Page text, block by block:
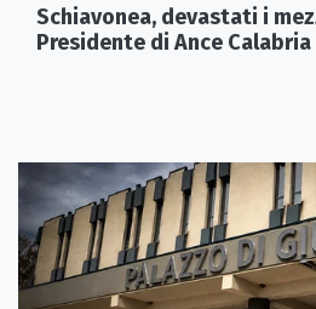
Schiavonea, devastati i
Presidente di Ance Calabria